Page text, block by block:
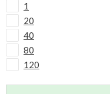
1
20
40
80
120